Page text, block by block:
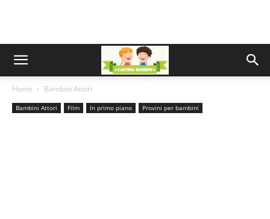
Home Bambini Attori
Bambini Attori Film In primo piano Provini per bambini